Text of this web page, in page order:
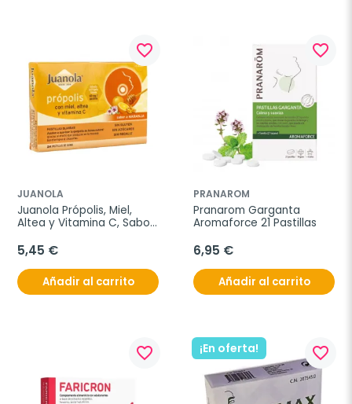
favorite_border
JUANOLA
Juanola Própolis, Miel,
Altea y Vitamina C, Sabor
5,45 €
Añadir al carrito
favorite_border
PRANAROM
Pranarom Garganta
Aromaforce 21 Pastillas
6,95 €
Añadir al carrito
favorite_border ¡En oferta! favorite_border